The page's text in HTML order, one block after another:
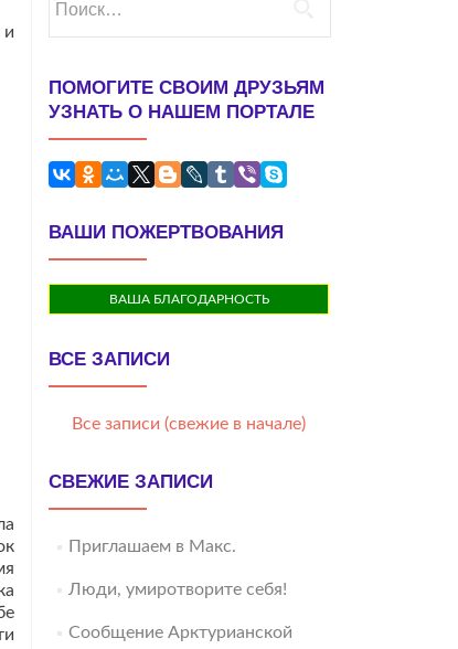
и
ПОМОГИТЕ СВОИМ ДРУЗЬЯМ
УЗНАТЬ О НАШЕМ ПОРТАЛЕ
ВАШИ ПОЖЕРТВОВАНИЯ
ВАША БЛАГОДАРНОСТЬ
ВСЕ ЗАПИСИ
Все записи (свежие в начале)
СВЕЖИЕ ЗАПИСИ
Приглашаем в Макс.
Люди, умиротворите себя!
Сообщение Арктурианской